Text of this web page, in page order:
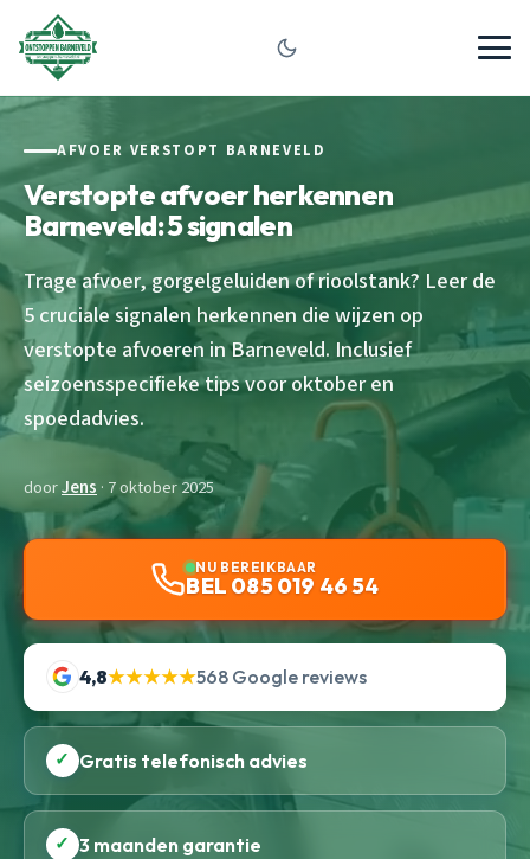
AFVOER VERSTOPT BARNEVELD
Verstopte afvoer herkennen
Barneveld: 5 signalen
Trage afvoer, gorgelgeluiden of rioolstank? Leer de
5 cruciale signalen herkennen die wijzen op
verstopte afvoeren in Barneveld. Inclusief
seizoensspecifieke tips voor oktober en
spoedadvies.
doorJens · 7 oktober 2025
NU BEREIKBAAR
BEL 085 019 46 54
4,8★★★★★568 Google reviews
✓ Gratis telefonisch advies
✓ 3 maanden garantie